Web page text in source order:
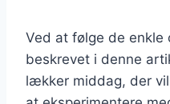
Ved at følge de enkle
beskrevet i denne
lækker middag, der